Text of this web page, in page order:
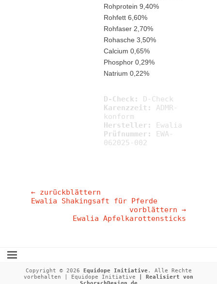
Rohprotein 9,40%
Rohfett 6,60%
Rohfaser 2,70%
Rohasche 3,50%
Calcium 0,65%
Phosphor 0,29%
Natrium 0,22%
D-Check: D-Check
Karenzzeit: ADMR-
konform
Hersteller:
Ewalia
Prüfnummer:
EWA-
062025-002
Beitragsnavigation
← zurückblättern
Vorheriger
Ewalia Shakingsaft für Pferde
vorblättern →
Ewalia Apfelkarottensticks
Copyright © 2026 Equidope Initiative. Alle Rechte
vorbehalten | Equidope Initiative
| Realisiert von